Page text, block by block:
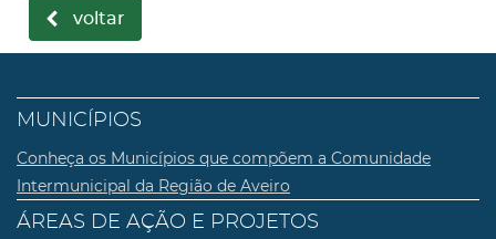
voltar
MUNICÍPIOS
Conheça os Municípios que compõem a Comunidade
Intermunicipal da Região de Aveiro
ÁREAS DE AÇÃO E PROJETOS